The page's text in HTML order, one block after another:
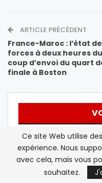
ARTICLE PRÉCÉDENT
France-Maroc : l’état
forces à deux heures du
coup d’envoi du quart
finale à Boston
A LA UNE
Ce site Web utilise
expérience. Nous
avec cela, mais vous
souhaitez.